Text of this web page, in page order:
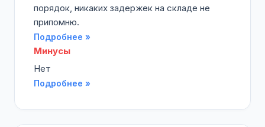
порядок, никаких задержек на складе не
припомню.
Подробнее »
Минусы
Нет
Подробнее »